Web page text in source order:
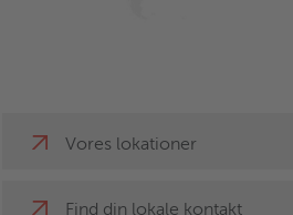
Vores lokationer
Find din lokale kontakt